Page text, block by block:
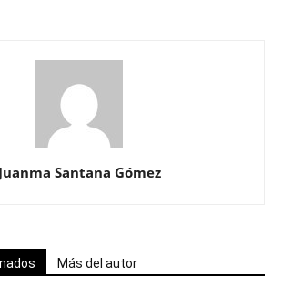
Juanma Santana Gómez
Más del autor